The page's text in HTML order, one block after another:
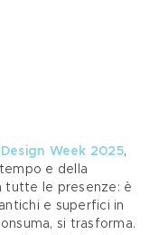
Design Week 2025,
e della
tutte le presenze: è
e superfici in
si trasforma.